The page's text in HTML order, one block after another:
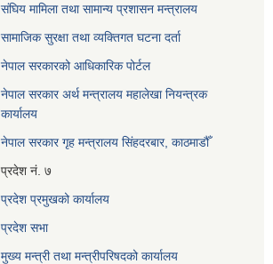
संघिय मामिला तथा सामान्य प्रशासन मन्त्रालय
सामाजिक सुरक्षा तथा व्यक्तिगत घटना दर्ता
नेपाल सरकारको आधिकारिक पोर्टल
नेपाल सरकार अर्थ मन्त्रालय महालेखा नियन्त्रक
कार्यालय
नेपाल सरकार गृह मन्त्रालय सिंहदरबार, काठमाडौँ
प्रदेश नं. ७
प्रदेश प्रमुखको कार्यालय
प्रदेश सभा
मुख्य मन्त्री तथा मन्त्रीपरिषदको कार्यालय